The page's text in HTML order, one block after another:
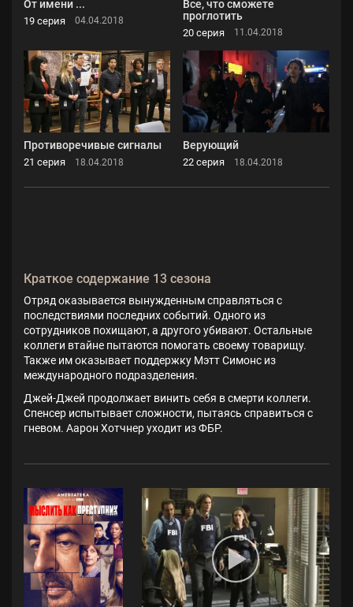
От имени ...
19 серия 04.04.2018
Все, что сможете
проглотить
20 серия 11.04.2018
Противоречивые сигналы
21 серия 18.04.2018
Верующий
22 серия 18.04.2018
Краткое содержание 13 сезона
Отряд оказывается вынужденным справляться с
последствиями последних событий. Одного из
сотрудников похищают, а другого убивают. Остальные
коллеги втайне пытаются помогать своему товарищу.
Также им оказывает поддержку Мэтт Симонс из
международного подразделения.
Джей-Джей продолжает винить себя в смерти коллеги.
Спенсер испытывает сложности, пытаясь справиться с
гневом. Аарон Хотчнер уходит из ФБР.